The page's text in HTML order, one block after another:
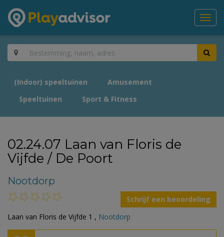
(Indoor) speeltuinen
Amusement
Speeltuinen
Sport & Fitness
02.24.07 Laan van Floris de
Vijfde / De Poort
Nootdorp
Schrijf een beoordeling
Laan van Floris de Vijfde 1 , Nootdorp